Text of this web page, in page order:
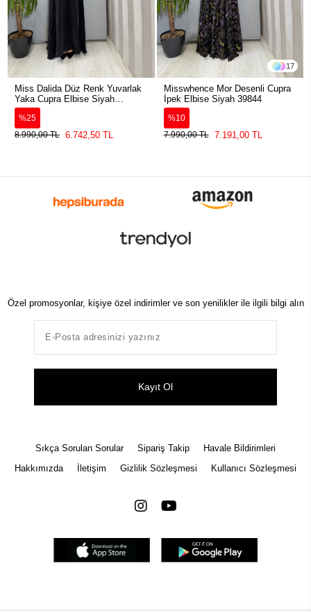
Miss Dalida Düz Renk Yuvarlak
Yaka Cupra Elbise Siyah
2264304
%25
8.990,00 TL 6.742,50 TL
17
Misswhence Mor Desenli Cupra
İpek Elbise Siyah 39844
%10
7.990,00 TL
7.191,00 TL
Özel promosyonlar, kişiye özel indirimler ve son yenilikler ile ilgili bilgi alın
Kayıt Ol
Sıkça Sorulan Sorular Sipariş Takip
Havale Bildirimleri
Hakkımızda
İletişim Gizlilik Sözleşmesi Kullanıcı Sözleşmesi